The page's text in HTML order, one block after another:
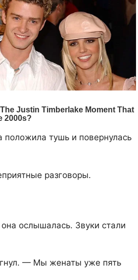
тушь и повернулась
разговоры.
ослышалась. Звуки стали
— Мы женаты уже пять